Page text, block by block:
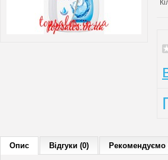
Опис Відгуки (0) Рекомендуємо